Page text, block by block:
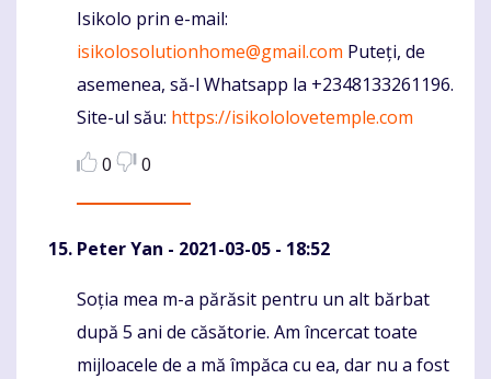
Isikolo prin e-mail:
isikolosolutionhome@gmail.com Puteți, de
asemenea, să-l Whatsapp la +2348133261196.
Site-ul său: https://isikololovetemple.com
0
0
Peter Yan - 2021-03-05 - 18:52
Komentaras
Soția mea m-a părăsit pentru un alt bărbat
după 5 ani de căsătorie. Am încercat toate
mijloacele de a mă împăca cu ea, dar nu a fost